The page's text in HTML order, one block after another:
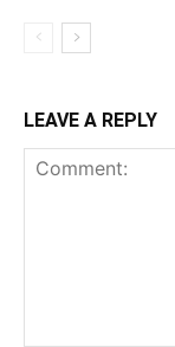
LEAVE A REPLY